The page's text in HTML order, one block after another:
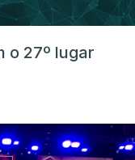
o 27º lugar